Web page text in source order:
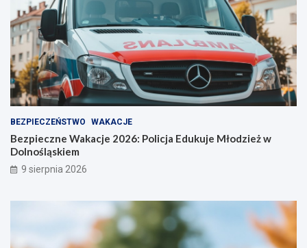
ś
ć
BEZPIECZEŃSTWO WAKACJE
Bezpieczne Wakacje 2026: Policja Edukuje Młodzież w
Dolnośląskiem
9 sierpnia 2026